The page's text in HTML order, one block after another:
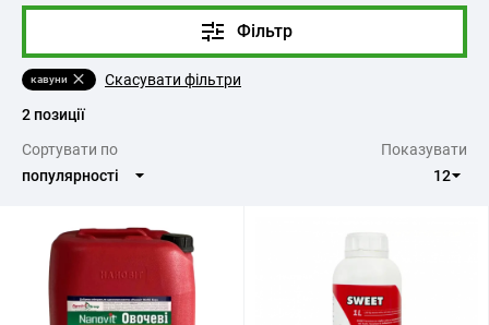
кавуни Скасувати фільтри
Фільтр
2 позиції
Cортувати по
Показувати